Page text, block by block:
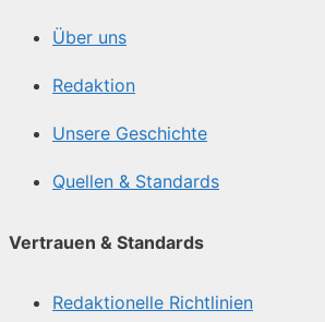
Über uns
Redaktion
Unsere Geschichte
Quellen & Standards
Vertrauen & Standards
Redaktionelle Richtlinien